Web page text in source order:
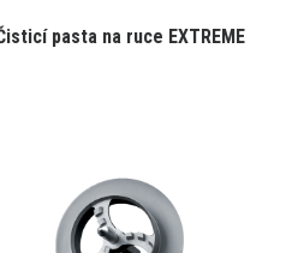
pasta na ruce EXTREME